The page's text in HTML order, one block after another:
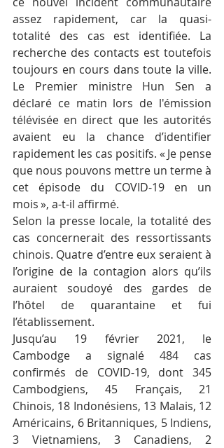
assez rapidement, car la quasi-
totalité des cas est identifiée. La
recherche des contacts est toutefois
toujours en cours dans toute la ville.
Le Premier ministre Hun Sen a
déclaré ce matin lors de l'émission
télévisée en direct que les autorités
avaient eu la chance d’identifier
rapidement les cas positifs. « Je pense
que nous pouvons mettre un terme à
cet épisode du COVID-19 en un
mois », a-t-il affirmé.
Selon la presse locale, la totalité des
cas concernerait des ressortissants
chinois. Quatre d’entre eux seraient à
l’origine de la contagion alors qu’ils
auraient soudoyé des gardes de
l’hôtel de quarantaine et fui
l’établissement.
Jusqu’au 19 février 2021, le
Cambodge a signalé 484 cas
confirmés de COVID-19, dont 345
Cambodgiens, 45 Français, 21
Chinois, 18 Indonésiens, 13 Malais, 12
Américains, 6 Britanniques, 5 Indiens,
3 Vietnamiens, 3 Canadiens, 2